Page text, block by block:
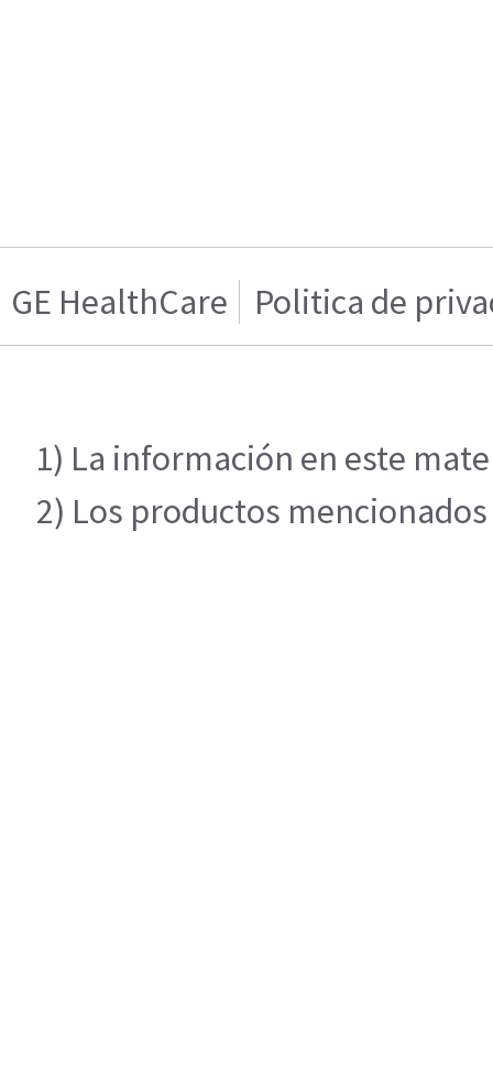
GE HealthCare Politica de
1) La información en este
2) Los productos